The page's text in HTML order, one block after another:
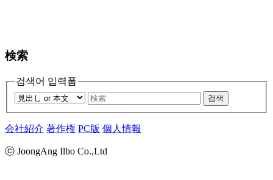
検索
검색어 입력폼
검색
会社紹介 著作権 PC版 個人情報
ⓒ JoongAng Ilbo Co.,Ltd